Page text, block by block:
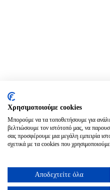
Χρησιμοποιούμε cookies
Μπορούμε να τα τοποθετήσουμε για
βελτιώσουμε τον ιστότοπό μας, να
σας προσφέρουμε μια μεγάλη εμπειρία
σχετικά με τα cookies που
Αποδεχτείτε όλα